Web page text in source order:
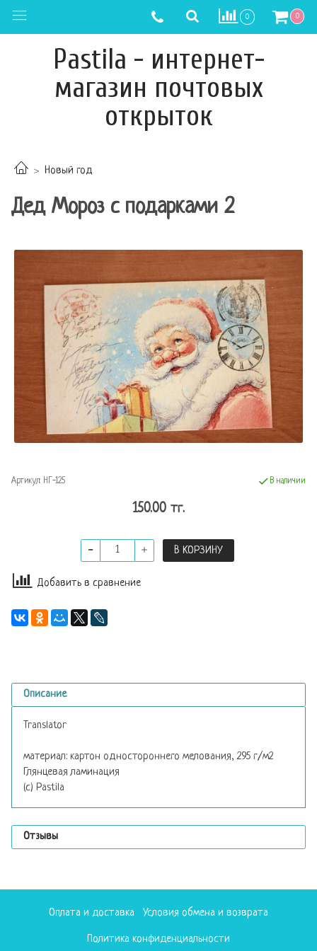
0 0
Pastila - интернет-
магазин почтовых
открыток
Новый год
Дед Мороз с подарками 2
Артикул: НГ-125 В наличии
150.00 тг.
В КОРЗИНУ
Добавить в сравнение
Описание
Translator
материал: картон одностороннего мелования, 295 г/м2
Глянцевая ламинация
(с) Pastila
Отзывы
Оплата и доставка Условия обмена и возврата
Политика конфиденциальности